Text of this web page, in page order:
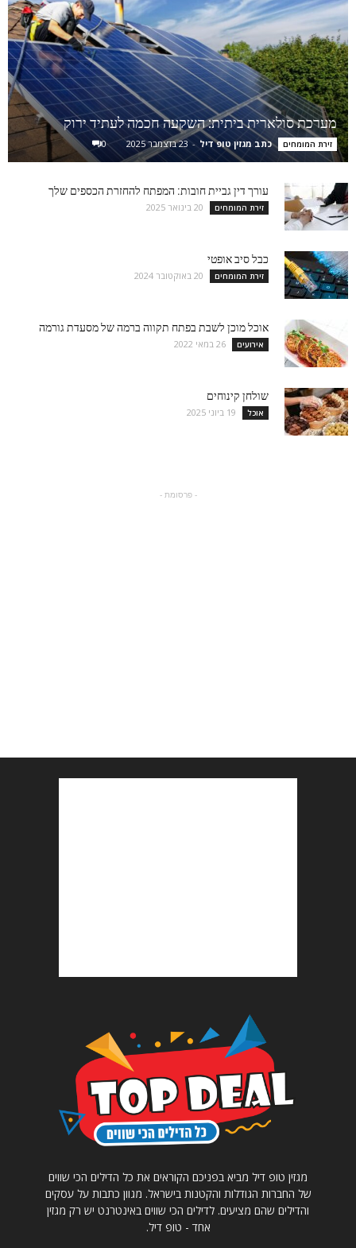
מערכת סולארית ביתית: השקעה חכמה לעתיד ירוק
זירת המומחים כתב מגזין טופ דיל - 23 בדצמבר 2025 0
עורך דין גביית חובות: המפתח להחזרת הכספים שלך
זירת המומחים 20 בינואר 2025
כבל סיב אופטי
זירת המומחים 20 באוקטובר 2024
אוכל מוכן לשבת בפתח תקווה ברמה של מסעדת גורמה
אירועים 26 במאי 2022
שולחן קינוחים
אוכל 19 ביוני 2025
- פרסומת -
מגזין טופ דיל מביא בפניכם הקוראים את כל הדילים הכי שווים
של החברות הגודלות והקטנות בישראל. מגוון כתבות על עסקים
והדילים שהם מציעים. לדילים הכי שווים באינטרנט יש רק מגזין
אחד - טופ דיל.